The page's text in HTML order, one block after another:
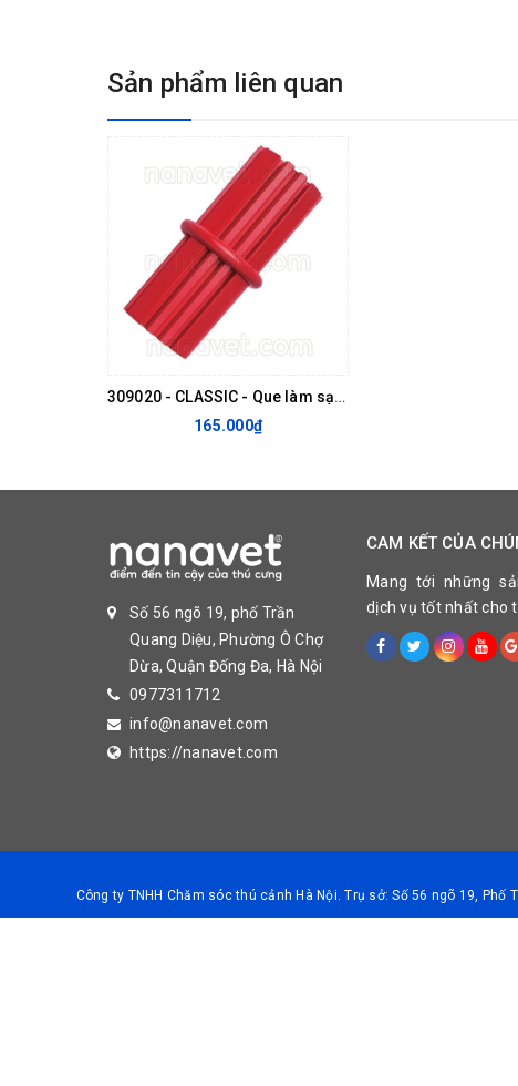
Sự an toàn luôn nằm trong danh sách hàng đầu của
Và còn rất nhiều lý do khiến KONG trở thành sự lựa chọn
Sản phẩm liên quan
309020 - CLASSIC - Que làm sạch răng
165.000₫
Số 56 ngõ 19, phố Trần
Quang Diệu, Phường Ô Chợ
Dừa, Quận Đống Đa, Hà Nội
0977311712
info@nanavet.com
https://nanavet.com
CAM KẾT CỦA
Mang tới những
dịch vụ tốt nhất cho
Công ty TNHH Chăm sóc thú cảnh Hà Nội. Trụ sở: Số 56 ngõ 19, Phố